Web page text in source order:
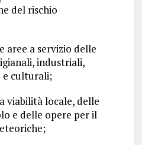
del rischio
aree a servizio delle
industriali,
e culturali;
viabilità locale, delle
e delle opere per il